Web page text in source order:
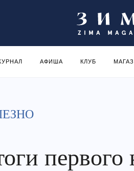
АФИША КЛУБ
первого